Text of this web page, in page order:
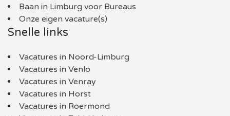
Baan in Limburg voor Bureaus
Onze eigen vacature(s)
Snelle links
Vacatures in Noord-Limburg
Vacatures in Venlo
Vacatures in Venray
Vacatures in Horst
Vacatures in Roermond